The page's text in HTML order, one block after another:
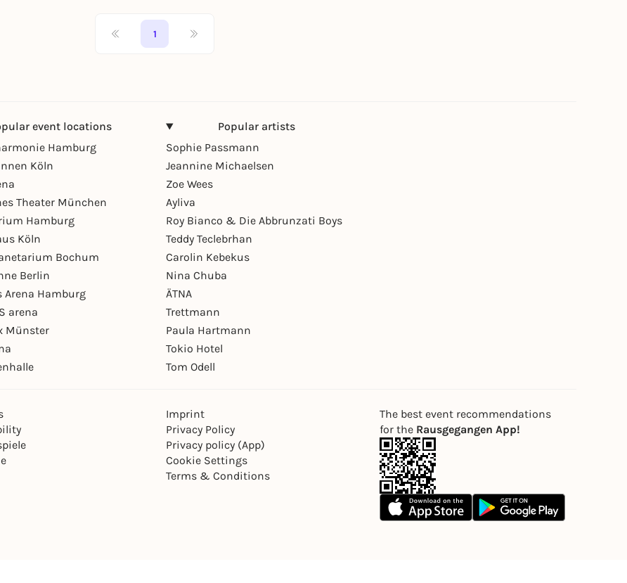
1
event locations
Hamburg
Köln
Theater München
Hamburg
Köln
Bochum
Berlin
Arena Hamburg
arena
Münster
Popular artists
Sophie Passmann
Jeannine Michaelsen
Zoe Wees
Ayliva
Roy Bianco & Die Abbrunzati Boys
Teddy Teclebrhan
Carolin Kebekus
Nina Chuba
ÄTNA
Trettmann
Paula Hartmann
Tokio Hotel
Tom Odell
Imprint
Privacy Policy
Privacy policy (App)
Cookie Settings
Terms & Conditions
The best event recommendations
for the Rausgegangen App!